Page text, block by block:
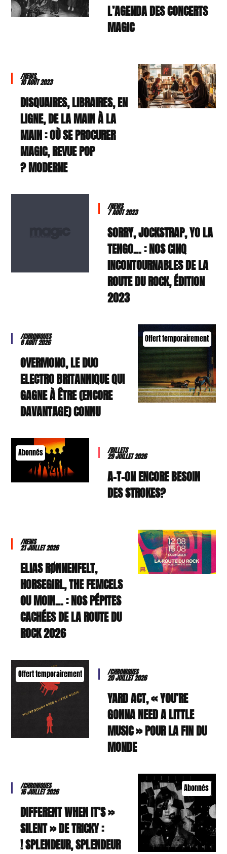
L’AGENDA DES CONCERTS
MAGIC
/NEWS
10 AOÛT 2023
DISQUAIRES, LIBRAIRES, EN
LIGNE, DE LA MAIN À LA
MAIN : OÙ SE PROCURER
MAGIC, REVUE POP
MODERNE ?
/NEWS
7 AOÛT 2023
SORRY, JOCKSTRAP, YO LA
TENGO… : NOS CINQ
INCONTOURNABLES DE LA
ROUTE DU ROCK, ÉDITION
2023
Offert temporairement
/CHRONIQUES
8 AOÛT 2026
OVERMONO, LE DUO
ELECTRO BRITANNIQUE QUI
GAGNE À ÊTRE (ENCORE
DAVANTAGE) CONNU
Abonnés /BILLETS
29 JUILLET 2026
A-T-ON ENCORE BESOIN
DES STROKES?
/NEWS
21 JUILLET 2026
ELIAS RØNNENFELT,
HORSEGIRL, THE FEMCELS
OU MOIN… : NOS PÉPITES
CACHÉES DE LA ROUTE DU
ROCK 2026
Offert temporairement /CHRONIQUES
20 JUILLET 2026
YARD ACT, « YOU’RE
GONNA NEED A LITTLE
MUSIC » POUR LA FIN DU
MONDE
Abonnés
/CHRONIQUES
16 JUILLET 2026
« DIFFERENT WHEN IT’S
SILENT » DE TRICKY :
SPLENDEUR, SPLENDEUR !